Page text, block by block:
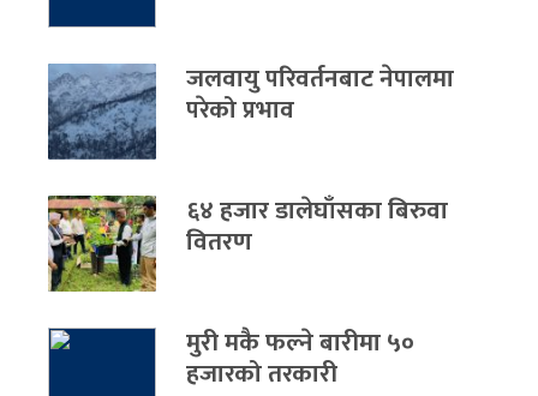
जलवायु परिवर्तनबाट नेपालमा
परेको प्रभाव
६४ हजार डालेघाँसका बिरुवा
वितरण
मुरी मकै फल्ने बारीमा ५०
हजारको तरकारी